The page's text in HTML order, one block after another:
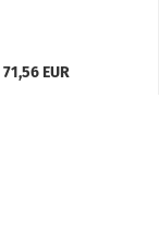
71,56 EUR